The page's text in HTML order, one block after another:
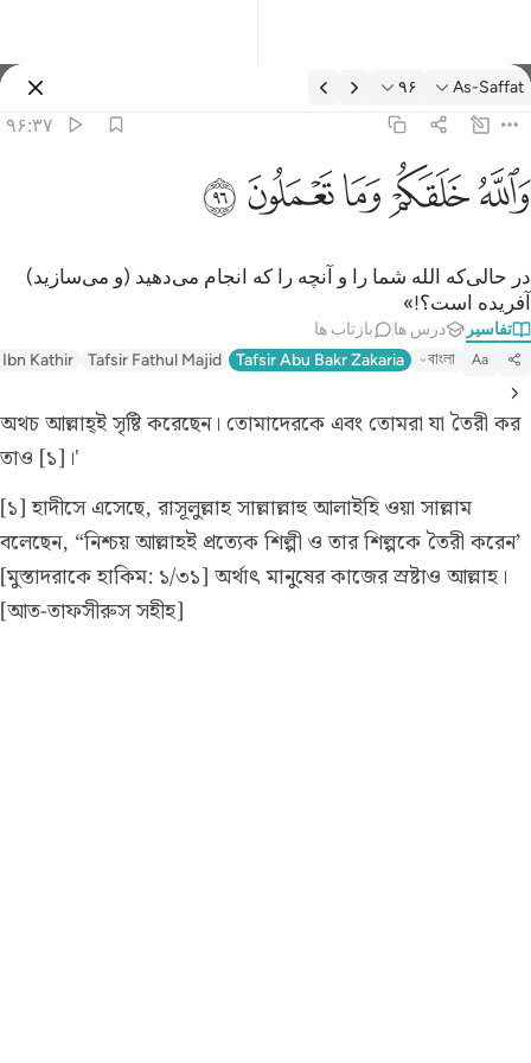
تفسیر: As-Saffat ۹۶:۳۷
As-Saffat ۹۶
۹۶:۳۷
والله خلقكم وما تعملون ٩٦
وَٱللَّهُ خَلَقَكُمْ وَمَا تَعْمَلُونَ ٩٦
ﲤﲥﲦﲧﲨ
در حالی‌که الله شما را و آنچه را که انجام می‌دهید (و می‌سازید)
آفریده است؟!»
تفاسیر درس ها بازتاب ها
Aa
বাংলা
Tafsir Abu Bakr Zakaria
Tafsir Fathul Majid
Kathir
অথচ আল্লাহ্ই সৃষ্টি করেছেন। তোমাদেরকে এবং তোমরা যা তৈরী কর
তাও [১]।'
[১] হাদীসে এসেছে, রাসূলুল্লাহ সাল্লাল্লাহু আলাইহি ওয়া সাল্লাম
বলেছেন, “নিশ্চয় আল্লাহই প্রত্যেক শিল্পী ও তার শিল্পকে তৈরী করেন’
[মুস্তাদরাকে হাকিম: ১/৩১] অর্থাৎ মানুষের কাজের স্রষ্টাও আল্লাহ।
[আত-তাফসীরুস সহীহ]